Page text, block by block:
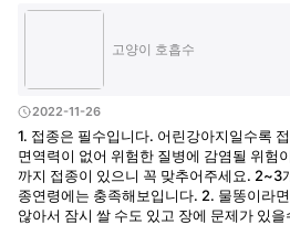
고양이 호흡수
2022-11-26
1. 접종은 필수입니다. 어린강아지일수록
면역력이 없어 위험한 질병에 감염될 위험
까지 접종이 있으니 꼭 맞추어주세요. 2~3
종연령에는 충족해보입니다. 2. 물똥이라
않아서 잠시 쌀 수도 있고 장에 문제가 있